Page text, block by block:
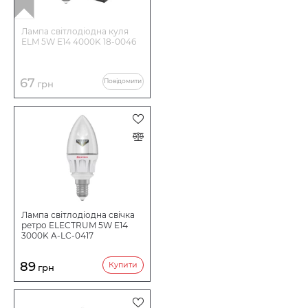
Лампа світлодіодна куля
ELM 5W E14 4000K 18-0046
67 грн Повідомити
Лампа світлодіодна свічка
ретро ELECTRUM 5W E14
3000K A-LC-0417
89 грн Купити